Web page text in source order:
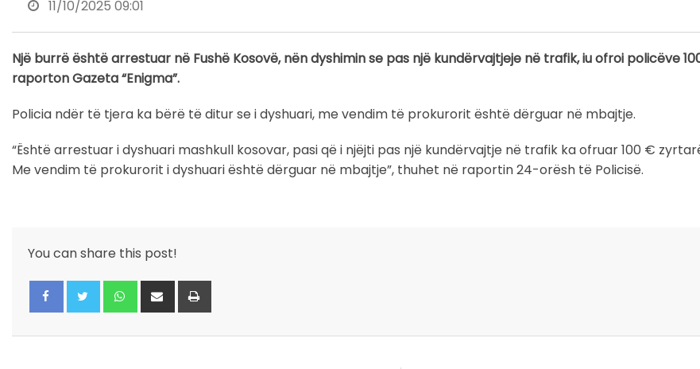
11/10/2025 09:01
Një burrë është arrestuar në Fushë Kosovë, nën dyshimin se pas një kundërvajtjeje në trafik, iu ofroi policëve
raporton Gazeta “Enigma”.
Policia ndër të tjera ka bërë të ditur se i dyshuari, me vendim të prokurorit është dërguar në mbajtje.
“Është arrestuar i dyshuari mashkull kosovar, pasi që i njëjti pas një kundërvajtje në trafik ka ofruar 100 €
Me vendim të prokurorit i dyshuari është dërguar në mbajtje”, thuhet në raportin 24-orësh të Policisë.
You can share this post!
Whatsapp
Share
via